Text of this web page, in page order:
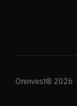
Oninvest© 2026